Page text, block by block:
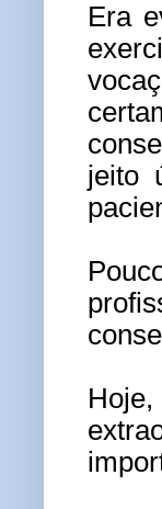
Era
jeito
Hoje,